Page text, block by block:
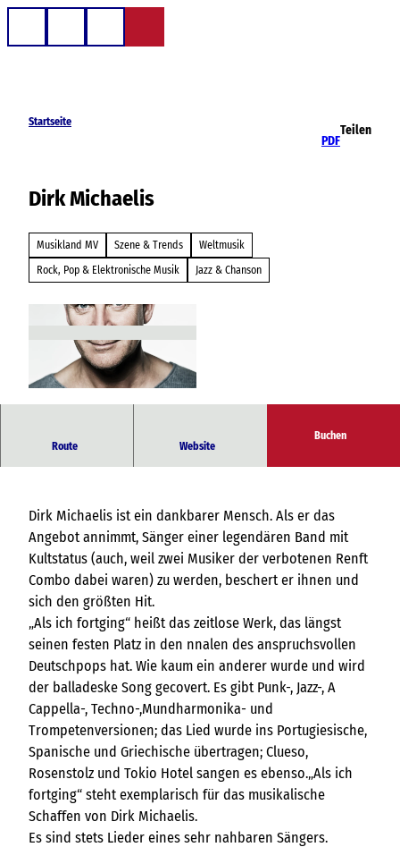
Startseite
PDF
Teilen
Dirk Michaelis
Musikland MV Szene & Trends
Weltmusik
Rock, Pop & Elektronische Musik
Jazz & Chanson
Route Website
Buchen
Weihnachtstournee 2026
Dirk Michaelis ist ein dankbarer Mensch. Als er das
Angebot annimmt, Sänger einer legendären Band mit
Kultstatus (auch, weil zwei Musiker der verbotenen Renft
Combo dabei waren) zu werden, beschert er ihnen und
sich den größten Hit.
„Als ich fortging“ heißt das zeitlose Werk, das längst
seinen festen Platz in den nnalen des anspruchsvollen
Deutschpops hat. Wie kaum ein anderer wurde und wird
der balladeske Song gecovert. Es gibt Punk-, Jazz-, A
Cappella-, Techno-,Mundharmonika- und
Trompetenversionen; das Lied wurde ins Portugiesische,
Spanische und Griechische übertragen; Clueso,
Rosenstolz und Tokio Hotel sangen es ebenso.„Als ich
fortging“ steht exemplarisch für das musikalische
Schaffen von Dirk Michaelis.
Es sind stets Lieder eines sehr nahbaren Sängers.